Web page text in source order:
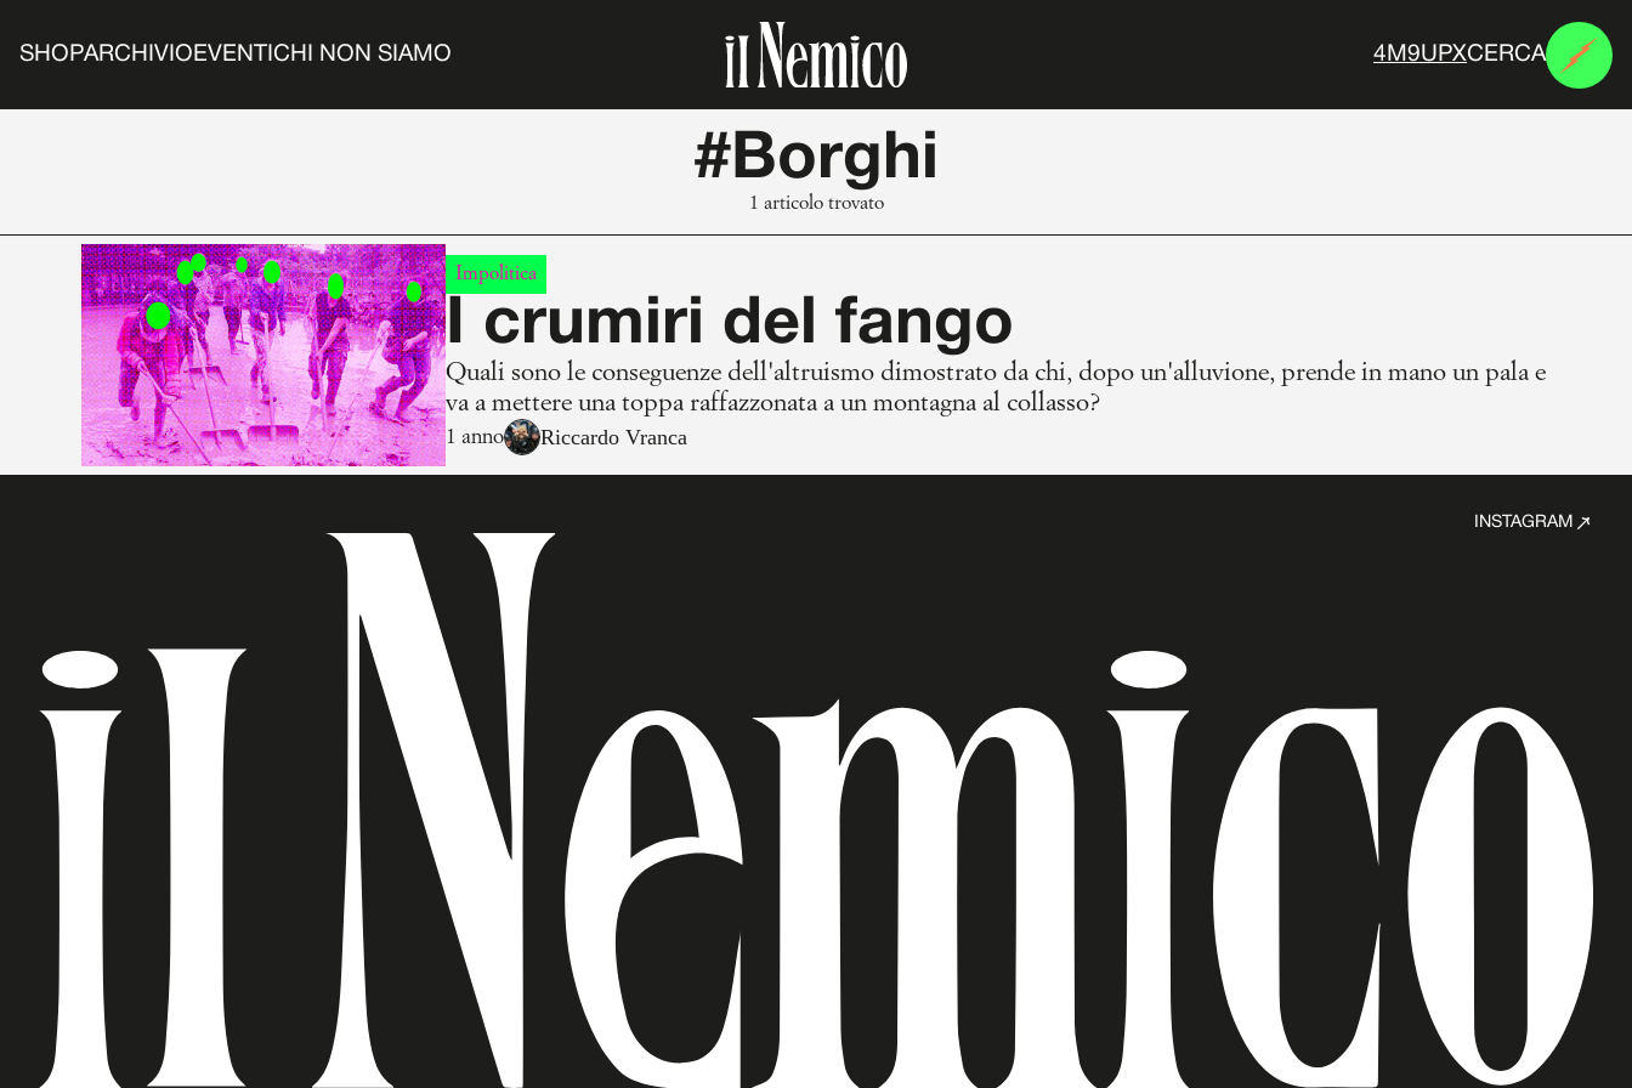
SHOPARCHIVIO EVENTI CHI NON SIAMO NEMESICERCA
#Borghi
1 articolo trovato
Impolitica
I crumiri del fango
Quali sono le conseguenze dell'altruismo dimostrato da chi, dopo un'alluvione, prende in mano un pala e
va a mettere una toppa raffazzonata a un montagna al collasso?
1 anno Riccardo Vranca
INSTAGRAM